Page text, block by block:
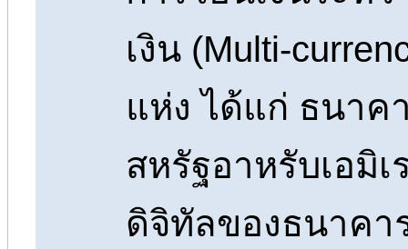
เงิน (Multi-
แห่ง ได้แก่ ธนาค
สหรัฐอาหรับเอมิ
ดิจิทัลของธนาคา